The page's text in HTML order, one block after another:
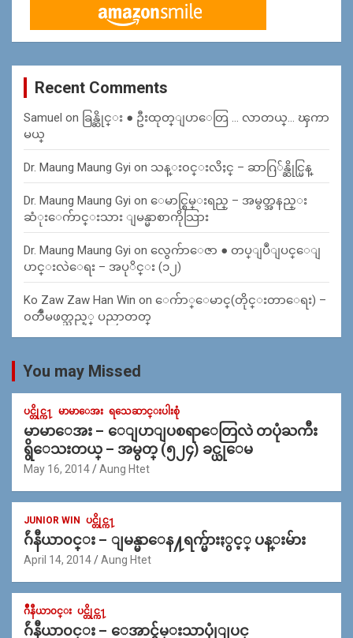
Recent Comments
Samuel on ခြန္ဆိုင္း ● ဦးထုတ္ျပာေတြ … လာတယ္… ၾကာ
မယ္
Dr. Maung Maung Gyi on သန္း၀င္းလိႈင္ – ဆာဂြ်န္ဆိုင္မြန္
Dr. Maung Maung Gyi on ေမာင္စြမ္းရည္ – အမွတ္အနည္း
ဆံုးေက်ာင္းသား ျမန္မာစာကိုသြား
Dr. Maung Maung Gyi on လွေက်ာေဇာ ● တပ္ျပဳျပင္ေျ
ပာင္းလဲေရး – အပုိင္း (၁၂)
Ko Zaw Zaw Han Win on ေက်ာ္ေမာင္(တိုင္းတာေရး) –
၀တၳဳမဖတ္သည့္ ပညာတတ္
You may Missed
ပင္တိုင္က႑ မာမာေအး ရသေဆာင္းပါးစုံ
မာမာေအး – ေျပာျပစရာေတြလဲ တပုံႀကီး
ရွိေသးတယ္ – အမွတ္ (၅၂၄) ခင္ယုေမ
May 16, 2014 Aung Htet
JUNIOR WIN ပင္တိုင္က႑
ဂ်ဴနီယာ၀င္း – ျမန္မာေန႔ရက္မ်ားႏွင့္ ပန္းမ်ား
April 14, 2014 Aung Htet
ဂ်ဳနီယာ၀င္း ပင္တိုင္က႑
ဂ်ဴနီယာ၀င္း – ေအာင္ခ်မ္းသာပုုံျပင္